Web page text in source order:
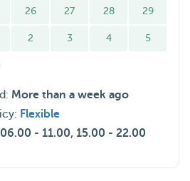
26 27 28 29
2 3 4 5
More than a week ago
Flexible
06.00 - 11.00, 15.00 - 22.00